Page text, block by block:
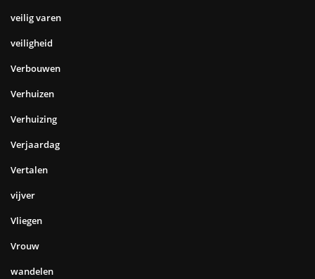
veilig varen
veiligheid
Verbouwen
Verhuizen
Verhuizing
Verjaardag
Vertalen
vijver
Vliegen
Vrouw
wandelen